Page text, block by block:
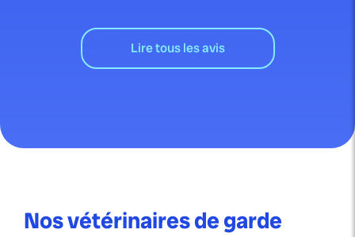
Lire tous les avis
Nos vétérinaires de garde